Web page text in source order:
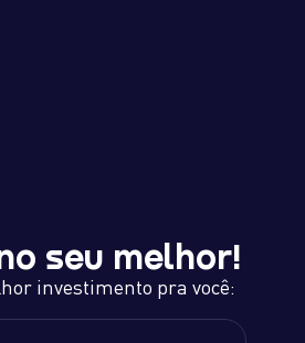
seu melhor!
investimento pra você: